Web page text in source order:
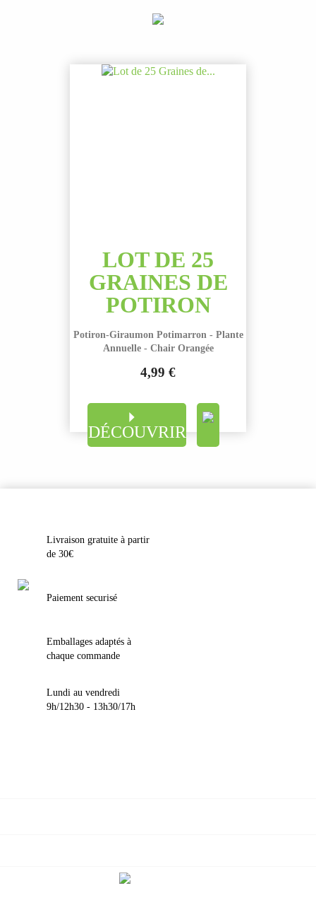
LOT DE 25
GRAINES DE
POTIRON
Potiron-Giraumon Potimarron - Plante
Annuelle - Chair Orangée
Prix
4,99 €
DÉCOUVRIR
Livraison gratuite à partir
de 30€
Paiement securisé
Emballages adaptés à
chaque commande
Lundi au vendredi
9h/12h30 - 13h30/17h